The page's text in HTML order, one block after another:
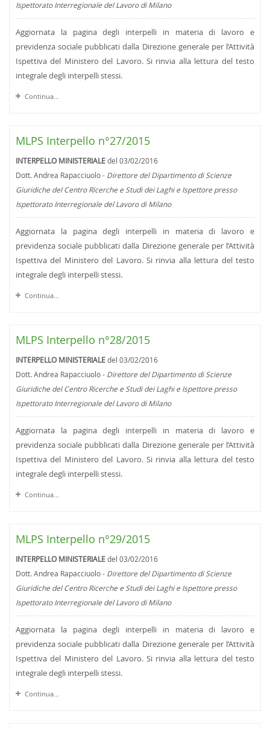
Ispettorato Interregionale del Lavoro di Milano
Aggiornata la pagina degli interpelli in materia di lavoro e
previdenza sociale pubblicati dalla Direzione generale per l’Attività
Ispettiva del Ministero del Lavoro. Si rinvia alla lettura del testo
integrale degli interpelli stessi.
Continua...
MLPS Interpello n°27/2015
INTERPELLO MINISTERIALEdel 03/02/2016
Dott. Andrea Rapacciuolo - Direttore del Dipartimento di Scienze
Giuridiche del Centro Ricerche e Studi dei Laghi e Ispettore presso
Ispettorato Interregionale del Lavoro di Milano
Aggiornata la pagina degli interpelli in materia di lavoro e
previdenza sociale pubblicati dalla Direzione generale per l’Attività
Ispettiva del Ministero del Lavoro. Si rinvia alla lettura del testo
integrale degli interpelli stessi.
Continua...
MLPS Interpello n°28/2015
INTERPELLO MINISTERIALEdel 03/02/2016
Dott. Andrea Rapacciuolo - Direttore del Dipartimento di Scienze
Giuridiche del Centro Ricerche e Studi dei Laghi e Ispettore presso
Ispettorato Interregionale del Lavoro di Milano
Aggiornata la pagina degli interpelli in materia di lavoro e
previdenza sociale pubblicati dalla Direzione generale per l’Attività
Ispettiva del Ministero del Lavoro. Si rinvia alla lettura del testo
integrale degli interpelli stessi.
Continua...
MLPS Interpello n°29/2015
INTERPELLO MINISTERIALEdel 03/02/2016
Dott. Andrea Rapacciuolo - Direttore del Dipartimento di Scienze
Giuridiche del Centro Ricerche e Studi dei Laghi e Ispettore presso
Ispettorato Interregionale del Lavoro di Milano
Aggiornata la pagina degli interpelli in materia di lavoro e
previdenza sociale pubblicati dalla Direzione generale per l’Attività
Ispettiva del Ministero del Lavoro. Si rinvia alla lettura del testo
integrale degli interpelli stessi.
Continua...